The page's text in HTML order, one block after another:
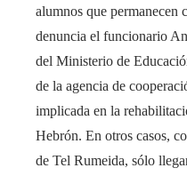
alumnos que permanecen
denuncia el funcionario
del Ministerio de
de la agencia de
implicada en la
Hebrón. En otros casos,
de Tel Rumeida, sólo